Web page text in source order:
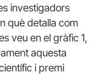
investigadors
què detalla com
veu en el gràfic 1,
aquesta
i premi